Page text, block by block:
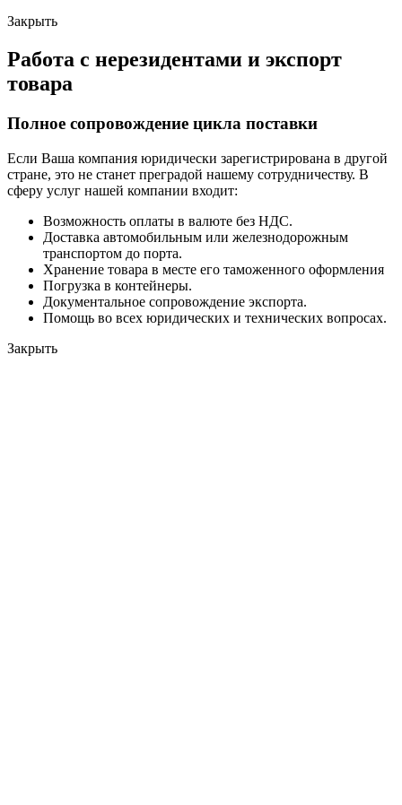
Закрыть
Работа с нерезидентами и экспорт
товара
Полное сопровождение цикла поставки
Если Ваша компания юридически зарегистрирована в другой
стране, это не станет преградой нашему сотрудничеству. В
сферу услуг нашей компании входит:
Возможность оплаты в валюте без НДС.
Доставка автомобильным или железнодорожным
транспортом до порта.
Хранение товара в месте его таможенного оформления
Погрузка в контейнеры.
Документальное сопровождение экспорта.
Помощь во всех юридических и технических вопросах.
Закрыть